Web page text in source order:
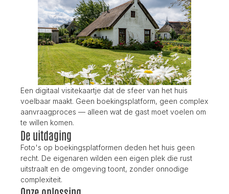
Een digitaal visitekaartje dat de sfeer van het huis
voelbaar maakt. Geen boekingsplatform, geen complex
aanvraagproces — alleen wat de gast moet voelen om
te willen komen.
De uitdaging
Foto's op boekingsplatformen deden het huis geen
recht. De eigenaren wilden een eigen plek die rust
uitstraalt en de omgeving toont, zonder onnodige
complexiteit.